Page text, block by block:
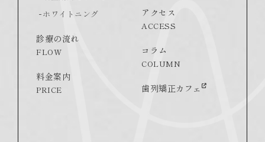
ホワイトニング
診療の流れ
FLOW
料金案内
PRICE
アクセス
ACCESS
コラム
COLUMN
歯列矯正カフェ